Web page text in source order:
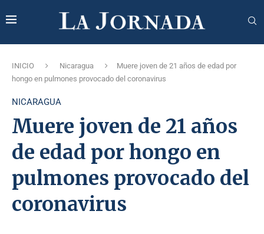
INICIO Nicaragua
Muere joven de 21 años de edad por
hongo en pulmones provocado del coronavirus
NICARAGUA
Muere joven de 21 años
de edad por hongo en
pulmones provocado del
coronavirus